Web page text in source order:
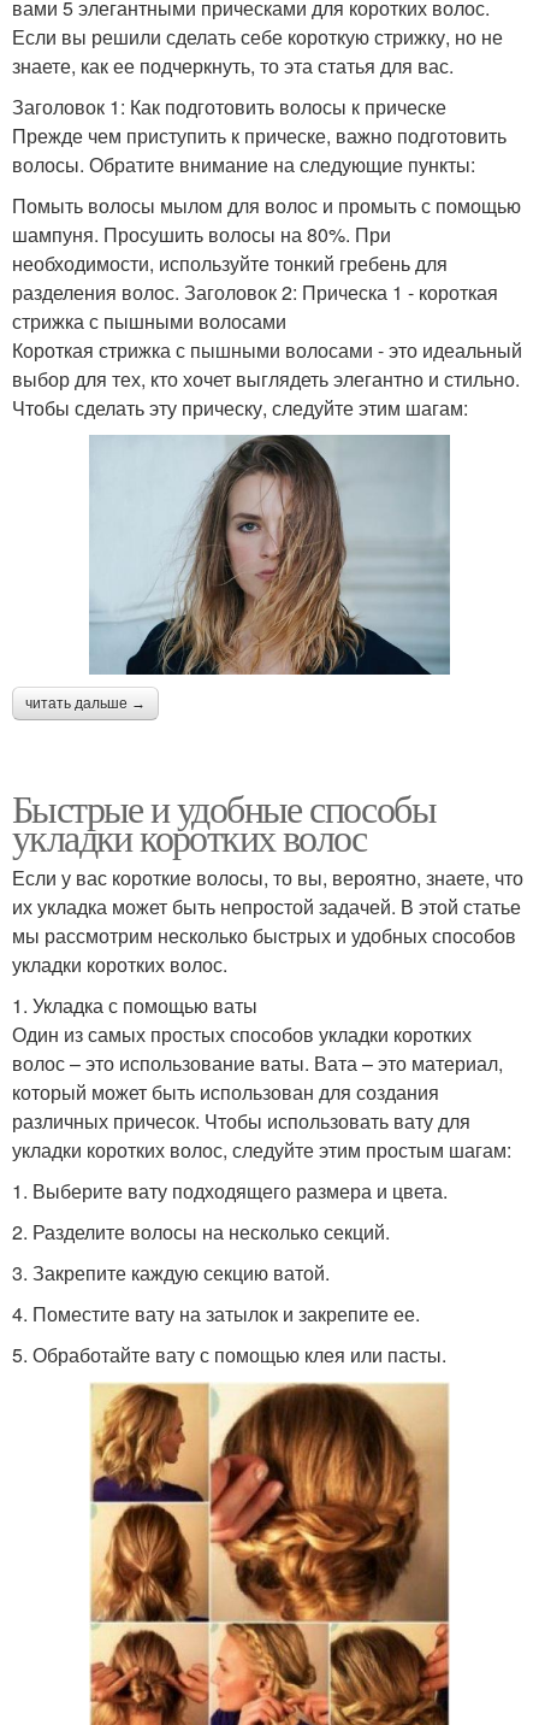
вами 5 элегантными прическами для коротких волос.
Если вы решили сделать себе короткую стрижку, но не
знаете, как ее подчеркнуть, то эта статья для вас.
Заголовок 1: Как подготовить волосы к прическе
Прежде чем приступить к прическе, важно подготовить
волосы. Обратите внимание на следующие пункты:
Помыть волосы мылом для волос и промыть с помощью
шампуня. Просушить волосы на 80%. При
необходимости, используйте тонкий гребень для
разделения волос. Заголовок 2: Прическа 1 - короткая
стрижка с пышными волосами
Короткая стрижка с пышными волосами - это идеальный
выбор для тех, кто хочет выглядеть элегантно и стильно.
Чтобы сделать эту прическу, следуйте этим шагам:
читать дальше →
Быстрые и удобные способы
укладки коротких волос
Если у вас короткие волосы, то вы, вероятно, знаете, что
их укладка может быть непростой задачей. В этой статье
мы рассмотрим несколько быстрых и удобных способов
укладки коротких волос.
1. Укладка с помощью ваты
Один из самых простых способов укладки коротких
волос – это использование ваты. Вата – это материал,
который может быть использован для создания
различных причесок. Чтобы использовать вату для
укладки коротких волос, следуйте этим простым шагам:
1. Выберите вату подходящего размера и цвета.
2. Разделите волосы на несколько секций.
3. Закрепите каждую секцию ватой.
4. Поместите вату на затылок и закрепите ее.
5. Обработайте вату с помощью клея или пасты.